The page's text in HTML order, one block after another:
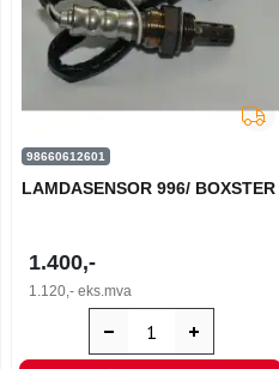
98660612601
LAMDASENSOR 996/ BOXSTER
1.400,-
1.120,- eks.mva